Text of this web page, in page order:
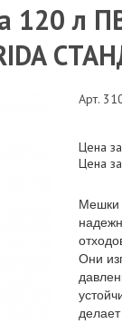
120 л
Арт.
Цена
Цена
Мешки
Они